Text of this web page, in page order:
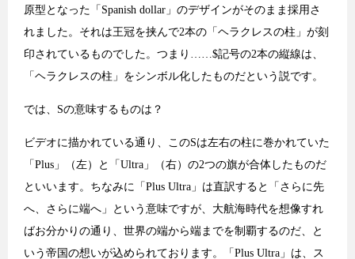
原型となった「Spanish dollar」のデザインがそのまま採用さ
れました。それは王冠を挟んで2本の「ヘラクレスの柱」が刻
印されているものでした。つまり……$記号の2本の縦線は、
「ヘラクレスの柱」をシンボル化したものだという説です。
では、Sの意味するものは？
ビデオに描かれている通り、このSは左右の柱に巻かれていた
「Plus」（左）と「Ultra」（右）の2つの旗が合体したものだ
といいます。ちなみに「Plus Ultra」は直訳すると「さらに先
へ、さらに端へ」という意味ですが、大航海時代を想像すれ
ばお分かりの通り、世界の端から端までを制覇するのだ、と
いう帝国の想いが込められております。「Plus Ultra」は、ス